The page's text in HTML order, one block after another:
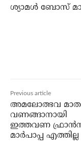
ശ്യാമള്‍ ബോസ്
Previous article
അമലോത്ഭവ
വണങ്ങാനായി
ഇത്തവണ
മാര്‍പാപ്പ എത്തില്ല